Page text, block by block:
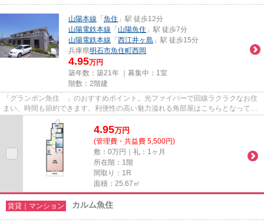
山陽本線 「 魚住 」駅 徒歩12分
山陽電鉄本線 「 山陽魚住 」駅 徒歩7分
山陽電鉄本線 「 西江井ヶ島 」駅 徒歩15分
兵庫県明石市魚住町西岡
4.95万円
築年数：築21年 ｜募集中： 1室
階数：2階建
「グランポン魚住 」のおすすめポイント。光ファイバーで回線ラクラクなお住
まい、時間も節約できます。利便性の高い魅力溢れる角部屋はこちらとなってお
ります。高いニーズのあるTV...
4.95万円
(管理費・共益費 5,500円)
敷：0万円｜礼：1ヶ月
所在階：1階
間取り：1R
面積：25.67㎡
賃貸｜マンション カルム魚住